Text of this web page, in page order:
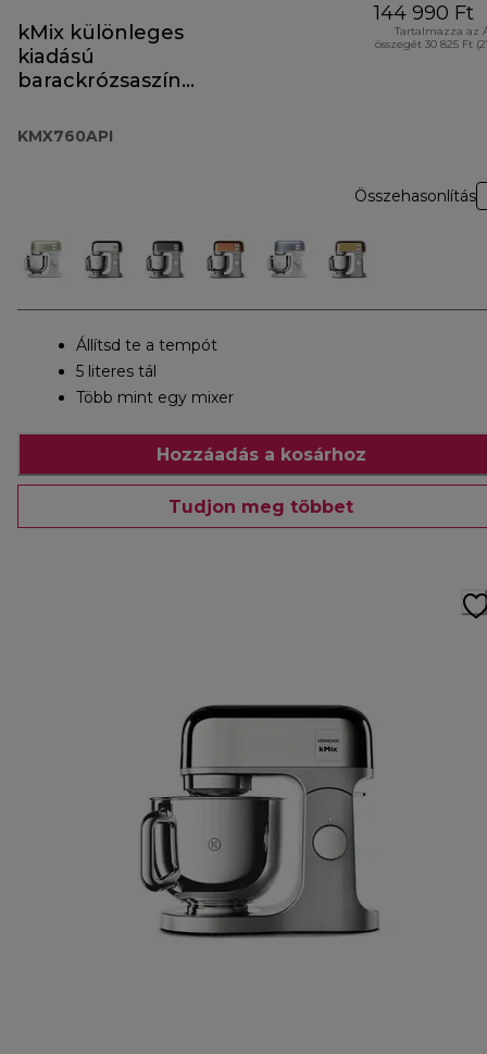
kMix különleges
kiadású
barackrózsaszín
KMX760API
144 990 Ft
Tartalmazza az
összegét 30 825 Ft
Összehasonlítás
Állítsd te a tempót
5 literes tál
Több mint egy mixer
Hozzáadás a kosárhoz
Tudjon meg többet